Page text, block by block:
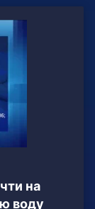
на
воду